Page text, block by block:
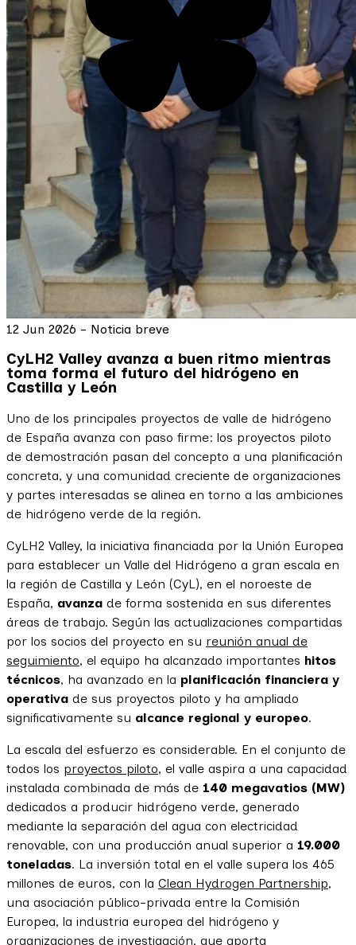
12 Jun 2026 - Noticia breve
CyLH2 Valley avanza a buen ritmo mientras
toma forma el futuro del hidrógeno en
Castilla y León
Uno de los principales proyectos de valle de hidrógeno
de España avanza con paso firme: los proyectos piloto
de demostración pasan del concepto a una planificación
concreta, y una comunidad creciente de organizaciones
y partes interesadas se alinea en torno a las ambiciones
de hidrógeno verde de la región.
CyLH2 Valley, la iniciativa financiada por la Unión Europea
para establecer un Valle del Hidrógeno a gran escala en
la región de Castilla y León (CyL), en el noroeste de
España, avanza de forma sostenida en sus diferentes
áreas de trabajo. Según las actualizaciones compartidas
por los socios del proyecto en su reunión anual de
seguimiento, el equipo ha alcanzado importantes hitos
técnicos, ha avanzado en la planificación financiera y
operativa de sus proyectos piloto y ha ampliado
significativamente su alcance regional y europeo.
La escala del esfuerzo es considerable. En el conjunto de
todos los proyectos piloto, el valle aspira a una capacidad
instalada combinada de más de 140 megavatios (MW)
dedicados a producir hidrógeno verde, generado
mediante la separación del agua con electricidad
renovable, con una producción anual superior a 19.000
toneladas. La inversión total en el valle supera los 465
millones de euros, con la Clean Hydrogen Partnership,
una asociación público-privada entre la Comisión
Europea, la industria europea del hidrógeno y
organizaciones de investigación, que aporta